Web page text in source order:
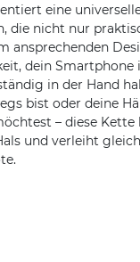
eine
die nicht nur
ansprechenden
dein
in der Hand
bist oder deine
– diese Kette
und verleiht